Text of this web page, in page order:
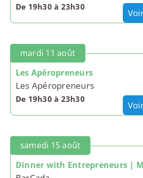
De 19h30 à 23h30
mardi 11 août
Les Apéropreneurs
Les Apéropreneurs
De 19h30 à 23h30
samedi 15 août
Dinner with Entrepreneurs |